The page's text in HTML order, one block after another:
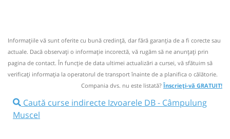
Nu a circulat?Semnalați aici
Pune poze din călătoria ta ⤣
08:30 Izvoarele DB Intersectie
Microbuz: # Targoviste-Campulung Muscel
Informaţiile vă sunt oferite cu bună credinţă, dar fără garanţia de a fi corecte sau
actuale. Dacă observați o informaţie incorectă, vă rugăm să ne anunțați prin
pagina de contact. În funcție de data ultimei actualizări a cursei, vă sfătuim să
verificaţi informaţia la operatorul de transport înainte de a planifica o călătorie.
Compania dvs. nu este listată?Înscrieți-vă GRATUIT!
Caută curse indirecte Izvoarele DB - Câmpulung
Muscel